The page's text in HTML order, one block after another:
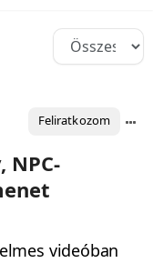
Feliratkozom
NPC-
videóban